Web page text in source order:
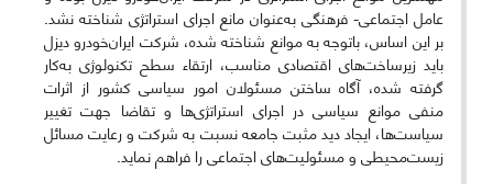
عامل اجتماعی- فرهنگی به‌عنوان مانع اجرای استراتژی شناخته نشد.
بر این اساس، باتوجه به موانع شناخته شده، شرکت ایران‌خودرو دیزل
باید زیرساخت‌های اقتصادی مناسب، ارتقاء سطح تکنولوژی به‌کار
گرفته شده، آگاه ساختن مسئولان امور سیاسی کشور از اثرات
منفی موانع سیاسی در اجرای استراتژی‌ها و تقاضا جهت تغییر
سیاست‌ها، ایجاد دید مثبت جامعه نسبت به شرکت و رعایت مسائل
زیست‌محیطی و مسئولیت‌های اجتماعی را فراهم نماید.